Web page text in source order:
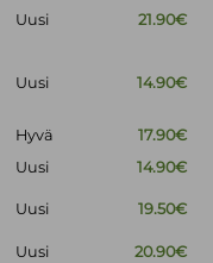
Uusi 21.90€
Uusi 14.90€
Hyvä
17.90€
Uusi
14.90€
Uusi 19.50€
Uusi
20.90€